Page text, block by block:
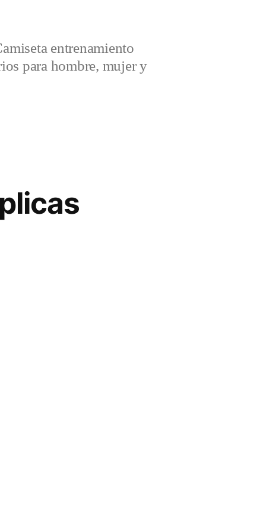
entrenamiento
para hombre, mujer y